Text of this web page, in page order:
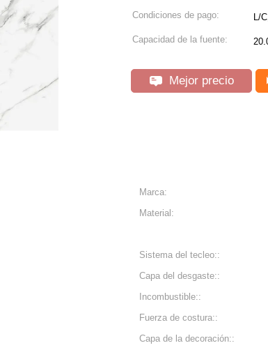
Condiciones de pago: L/
Capacidad de la fuente:
Mejor precio
Marca:
Material:
Sistema del tecleo::
Capa del desgaste::
Incombustible::
Fuerza de costura::
Capa de la decoración::